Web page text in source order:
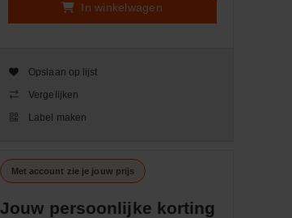
In winkelwagen
Opslaan op lijst
Vergelijken
Label maken
Met account zie je jouw prijs
Jouw persoonlijke korting